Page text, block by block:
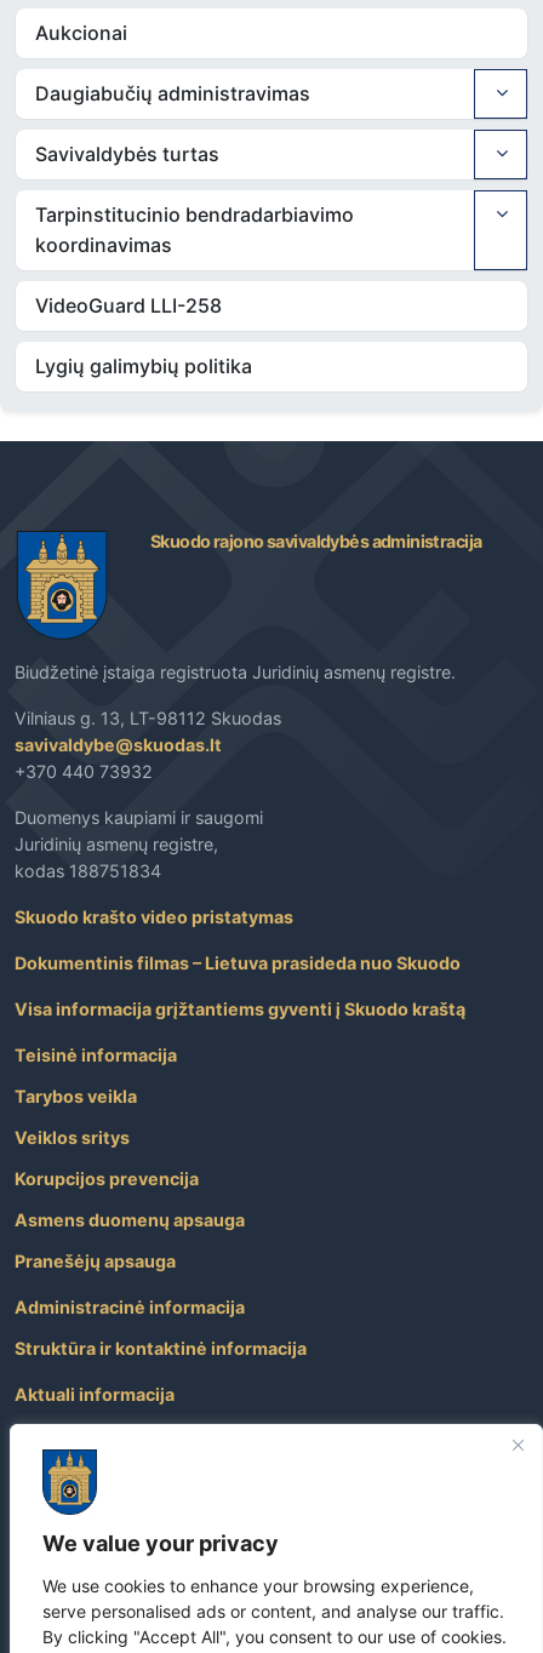
We value your privacy
We use cookies to enhance your browsing experience,
serve personalised ads or content, and analyse our traffic.
By clicking "Accept All", you consent to our use of cookies.
Aukcionai
Daugiabučių administravimas
Savivaldybės turtas
Tarpinstitucinio bendradarbiavimo
koordinavimas
VideoGuard LLI-258
Lygių galimybių politika
Skuodo rajono savivaldybės administracija
Biudžetinė įstaiga registruota Juridinių asmenų registre.
Vilniaus g. 13, LT-98112 Skuodas
savivaldybe@skuodas.lt
+370 440 73932
Duomenys kaupiami ir saugomi
Juridinių asmenų registre,
kodas 188751834
Skuodo krašto video pristatymas
Dokumentinis filmas – Lietuva prasideda nuo Skuodo
Visa informacija grįžtantiems gyventi į Skuodo kraštą
Teisinė informacija
Tarybos veikla
Veiklos sritys
Korupcijos prevencija
Asmens duomenų apsauga
Pranešėjų apsauga
Administracinė informacija
Struktūra ir kontaktinė informacija
Aktuali informacija
Atviri duomenys
Nuorodos
Dažniausiai užduodami klausimai
Apie savivaldybę